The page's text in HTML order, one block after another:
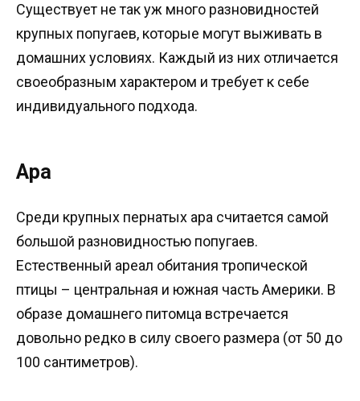
Существует не так уж много разновидностей
крупных попугаев, которые могут выживать в
домашних условиях. Каждый из них отличается
своеобразным характером и требует к себе
индивидуального подхода.
Ара
Среди крупных пернатых ара считается самой
большой разновидностью попугаев.
Естественный ареал обитания тропической
птицы – центральная и южная часть Америки. В
образе домашнего питомца встречается
довольно редко в силу своего размера (от 50 до
100 сантиметров).